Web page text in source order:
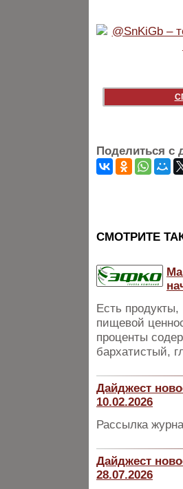
Поделиться с
CМОТРИТЕ
Есть
пищевой
проценты
бархатистый,
Дайджест
10.02.2026
Рассылка
Дайджест
28.07.2026